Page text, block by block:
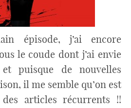
épisode, j’ai encore
le coude dont j’ai envie
puisque de nouvelles
il me semble qu’on est
articles récurrents !!